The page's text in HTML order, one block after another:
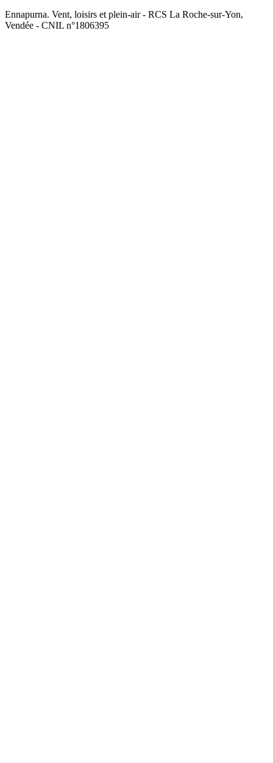
Ennapurna. Vent, loisirs et plein-air - RCS La Roche-sur-Yon,
Vendée - CNIL n°1806395